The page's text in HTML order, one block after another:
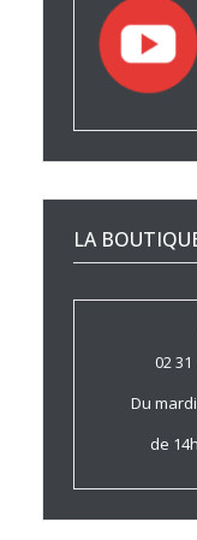
LA
02 31
Du
de